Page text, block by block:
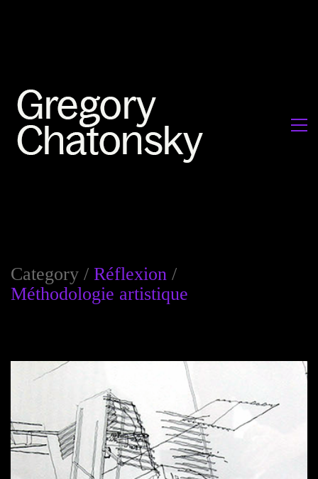
Category / Réflexion /
Méthodologie artistique